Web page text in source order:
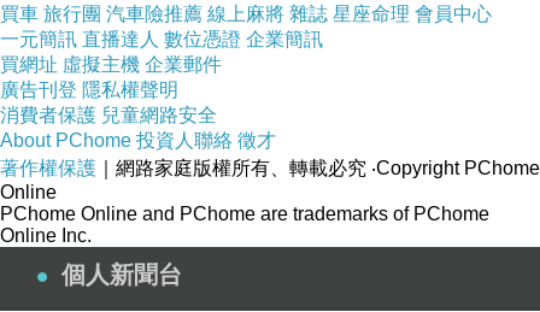
買車 旅行團 汽車險推薦 線上麻將 雜誌 星座命理 會員中心
一元簡訊 直播達人 數位憑證 企業簡訊
買網址 虛擬主機 企業郵件
廣告刊登 隱私權聲明
消費者保護 兒童網路安全
About PChome 投資人聯絡 徵才
著作權保護 ｜網路家庭版權所有、轉載必究 ‧Copyright PChome
Online
PChome Online and PChome are trademarks of PChome
Online Inc.
個人新聞台